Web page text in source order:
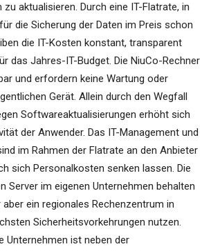
aktualisieren. Durch eine IT-Flatrate, in
die Sicherung der Daten im Preis schon
die IT-Kosten konstant, transparent
das Jahres-IT-Budget. Die NiuCo-Rechner
und erfordern keine Wartung oder
Gerät. Allein durch den Wegfall
Softwareaktualisierungen erhöht sich
der Anwender. Das IT-Management und
im Rahmen der Flatrate an den Anbieter
sich Personalkosten senken lassen. Die
Server im eigenen Unternehmen behalten
aber ein regionales Rechenzentrum in
Sicherheitsvorkehrungen nutzen.
Unternehmen ist neben der